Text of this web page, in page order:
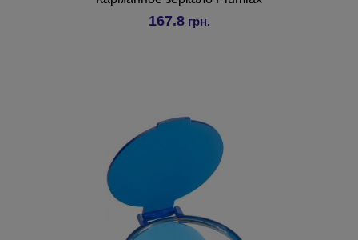
167.8грн.